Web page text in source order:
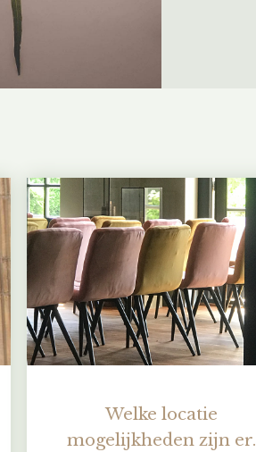
Welke locatie
mogelijkheden zijn er.